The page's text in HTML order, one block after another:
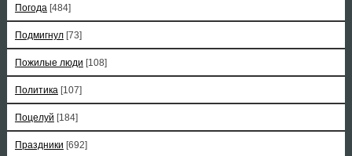
Погода [484]
Подмигнул [73]
Пожилые люди [108]
Политика [107]
Поцелуй [184]
Праздники [692]